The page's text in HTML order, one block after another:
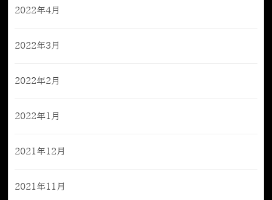
2022年4月
2022年3月
2022年2月
2022年1月
2021年12月
2021年11月